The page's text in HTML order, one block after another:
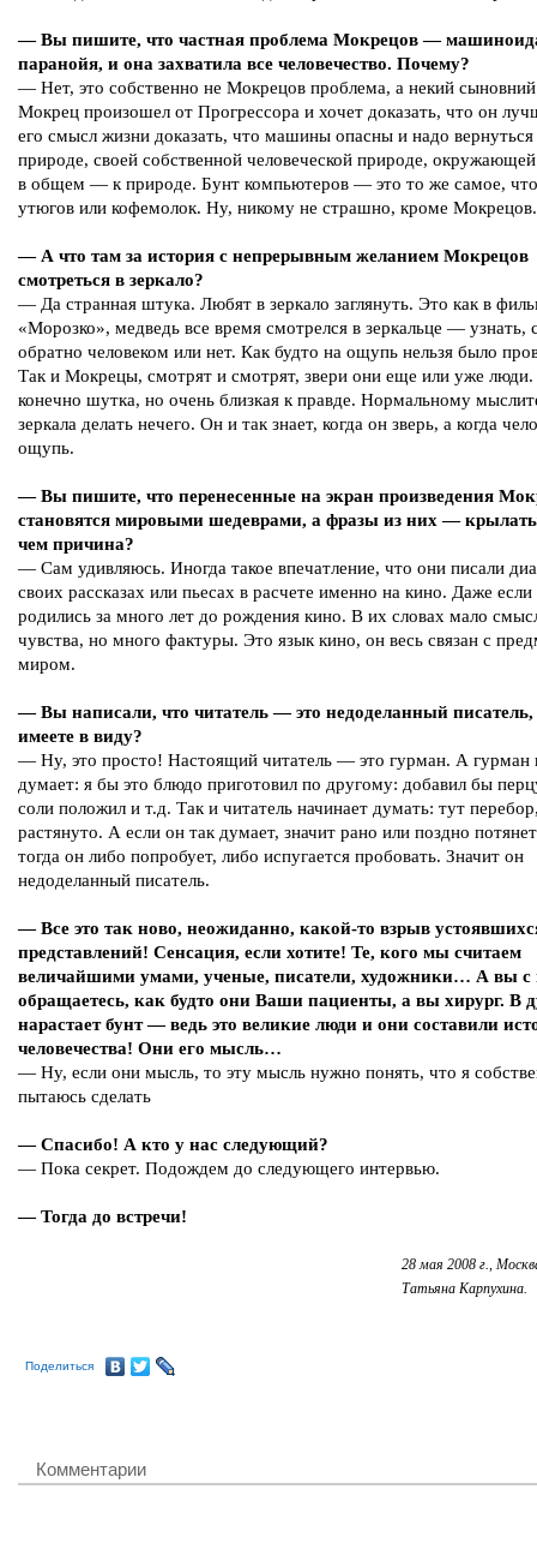
— Вы пишите, что частная проблема Мокрецов —
паранойя, и она захватила все человечество. Почему?
— Нет, это собственно не Мокрецов проблема, а некий
Мокрец произошел от Прогрессора и хочет доказать, что он
его смысл жизни доказать, что машины опасны и надо вернуться
природе, своей собственной человеческой природе,
в общем — к природе. Бунт компьютеров — это то же самое,
утюгов или кофемолок. Ну, никому не страшно, кроме Мокрецов.
— А что там за история с непрерывным желанием Мокрецов
смотреться в зеркало?
— Да странная штука. Любят в зеркало заглянуть. Это как в
«Морозко», медведь все время смотрелся в зеркальце — узнать,
обратно человеком или нет. Как будто на ощупь нельзя было
Так и Мокрецы, смотрят и смотрят, звери они еще или уже
конечно шутка, но очень близкая к правде. Нормальному
зеркала делать нечего. Он и так знает, когда он зверь, а когда
ощупь.
— Вы пишите, что перенесенные на экран произведения
становятся мировыми шедеврами, а фразы из них —
чем причина?
— Сам удивляюсь. Иногда такое впечатление, что они писали
своих рассказах или пьесах в расчете именно на кино. Даже
родились за много лет до рождения кино. В их словах мало
чувства, но много фактуры. Это язык кино, он весь связан с
миром.
— Вы написали, что читатель — это недоделанный
имеете в виду?
— Ну, это просто! Настоящий читатель — это гурман. А гурман
думает: я бы это блюдо приготовил по другому: добавил бы
соли положил и т.д. Так и читатель начинает думать: тут
растянуто. А если он так думает, значит рано или поздно
тогда он либо попробует, либо испугается пробовать. Значит он
недоделанный писатель.
— Все это так ново, неожиданно, какой-то взрыв
представлений! Сенсация, если хотите! Те, кого мы считаем
величайшими умами, ученые, писатели, художники… А вы с
обращаетесь, как будто они Ваши пациенты, а вы хирург. В
нарастает бунт — ведь это великие люди и они составили
человечества! Они его мысль…
— Ну, если они мысль, то эту мысль нужно понять, что я
пытаюсь сделать
— Спасибо! А кто у нас следующий?
— Пока секрет. Подождем до следующего интервью.
— Тогда до встречи!
28 мая 2008 г.,
Татьяна Карпухина.
Поделиться
Комментарии